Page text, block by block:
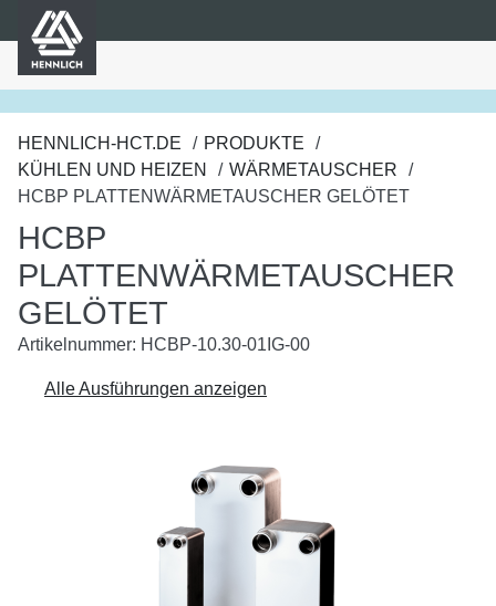
springen
HENNLICH-HCT.DE
PRODUKTE
KÜHLEN UND HEIZEN
WÄRMETAUSCHER
HCBP PLATTENWÄRMETAUSCHER GELÖTET
HCBP
PLATTENWÄRMETAUSCHER
GELÖTET
Artikelnummer: HCBP-10.30-01IG-00
Alle Ausführungen anzeigen